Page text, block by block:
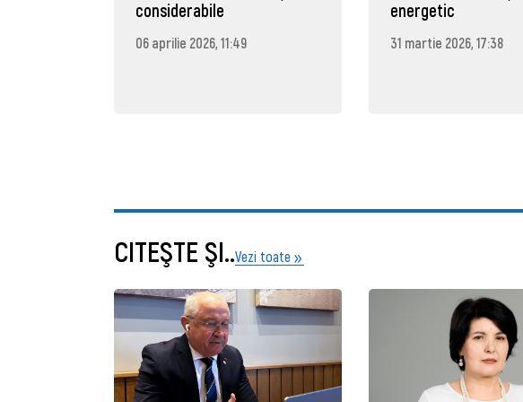
considerabile
06 aprilie 2026, 11:49
energetic
31 martie 2026, 17:38
CITEŞTE ŞI..Vezi toate